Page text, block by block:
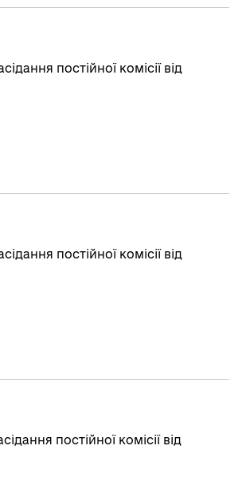
постійної комісії від
постійної комісії від
постійної комісії від